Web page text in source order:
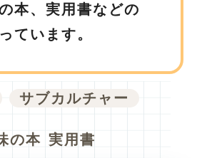
本、実用書などの
ています。
サブカルチャー
の本 実用書